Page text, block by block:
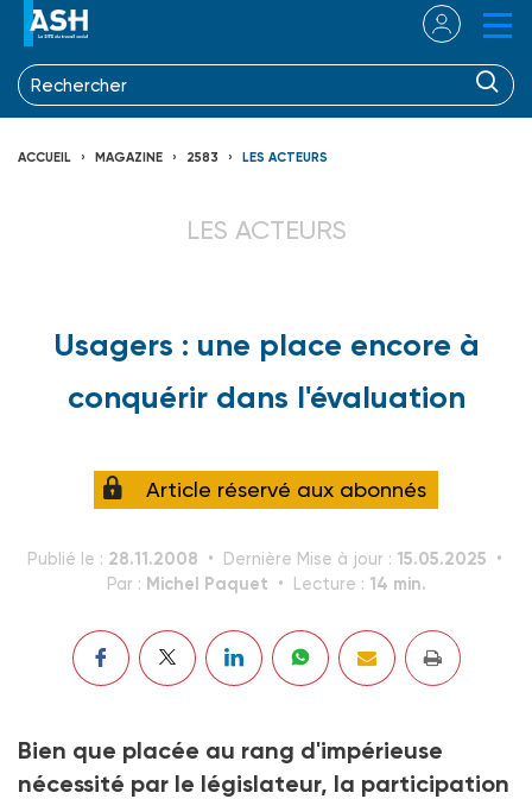
ACCUEIL MAGAZINE 2583 LES ACTEURS
LES ACTEURS
Usagers : une place encore à
conquérir dans l'évaluation
Article réservé aux abonnés
Publié le : 28.11.2008 Dernière Mise à jour : 15.05.2025
Par : Michel Paquet Lecture : 14 min.
Bien que placée au rang d'impérieuse
nécessité par le législateur, la participation